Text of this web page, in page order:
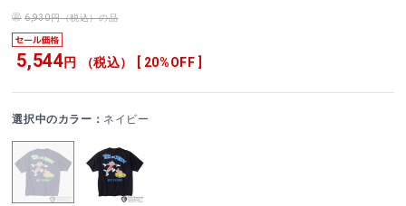
6,930円（税込）の品
5,544円 （税込） [ 20%OFF ]
選択中のカラー： ネイビー